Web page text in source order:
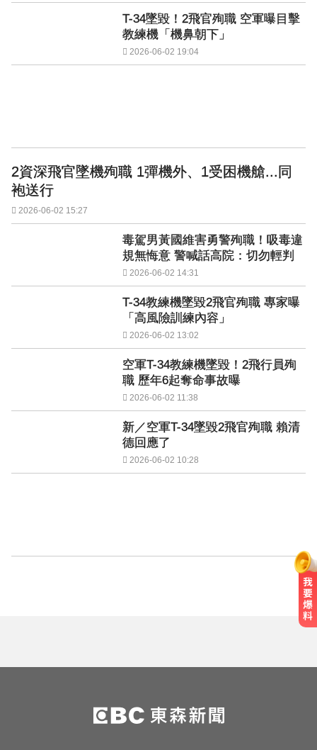
T-34墜毀！2飛官殉職 空軍曝目擊
教練機「機鼻朝下」
2026-06-02 19:04
2資深飛官墜機殉職 1彈機外、1受困機艙...同
袍送行
2026-06-02 15:27
毒駕男黃國維害勇警殉職！吸毒違
規無悔意 警喊話高院：切勿輕判
2026-06-02 14:31
T-34教練機墜毀2飛官殉職 專家曝
「高風險訓練內容」
2026-06-02 13:02
空軍T-34教練機墜毀！2飛行員殉
職 歷年6起奪命事故曝
2026-06-02 11:38
新／空軍T-34墜毀2飛官殉職 賴清
德回應了
2026-06-02 10:28